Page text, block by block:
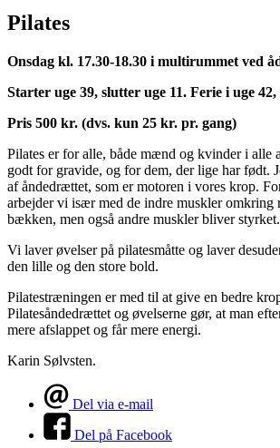
Pilates
Onsdag kl. 17.30-18.30 i multirummet ved
Starter uge 39, slutter uge 11. Ferie i uge 42,
Pris 500 kr. (dvs. kun 25 kr. pr. gang)
Pilates er for alle, både mænd og kvinder i alle
godt for gravide, og for dem, der lige har født.
af åndedrættet, som er motoren i vores krop.
arbejder vi især med de indre muskler omkring
bækken, men også andre muskler bliver styrket.
Vi laver øvelser på pilatesmåtte og laver
den lille og den store bold.
Pilatestræningen er med til at give en bedre
Pilatesåndedrættet og øvelserne gør, at man
mere afslappet og får mere energi.
Karin Sølvsten.
Del via e-mail
Del på Facebook